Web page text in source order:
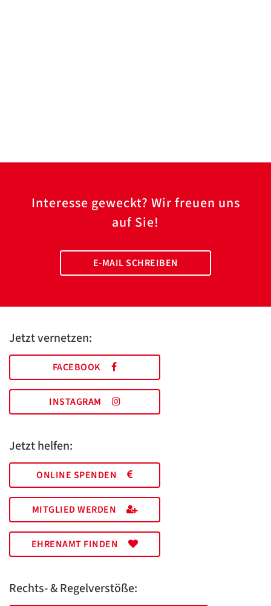
Interesse geweckt? Wir freuen uns
auf Sie!
E-MAIL SCHREIBEN
Jetzt vernetzen:
FACEBOOK
INSTAGRAM
Jetzt helfen:
ONLINE SPENDEN
MITGLIED WERDEN
EHRENAMT FINDEN
Rechts- & Regelverstöße: